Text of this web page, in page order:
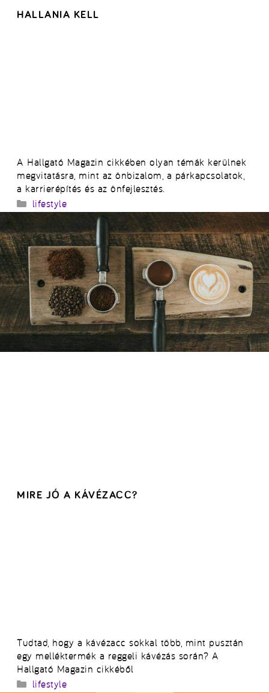
HALLANIA KELL
A Hallgató Magazin cikkében olyan témák kerülnek
megvitatásra, mint az önbizalom, a párkapcsolatok,
a karrierépítés és az önfejlesztés.
Kategória
lifestyle
MIRE JÓ A KÁVÉZACC?
Tudtad, hogy a kávézacc sokkal több, mint pusztán
egy melléktermék a reggeli kávézás során? A
Hallgató Magazin cikkéből
Kategória
lifestyle